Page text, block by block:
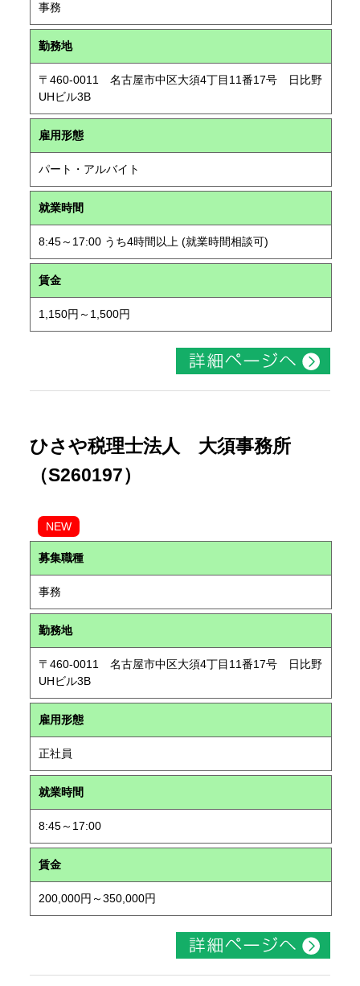
事務
勤務地
〒460-0011 名古屋市中区大須4丁目11番17号 日比野
UHビル3B
雇用形態
パート・アルバイト
就業時間
8:45～17:00 うち4時間以上 (就業時間相談可)
賃金
1,150円～1,500円
ひさや税理士法人 大須事務所
（S260197）
NEW
募集職種
事務
勤務地
〒460-0011 名古屋市中区大須4丁目11番17号 日比野
UHビル3B
雇用形態
正社員
就業時間
8:45～17:00
賃金
200,000円～350,000円